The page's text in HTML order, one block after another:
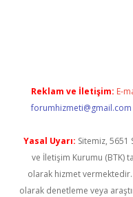
Reklam ve İletişim: E-
forumhizmeti@gmail.com
Yasal Uyarı: Sitemiz, 5651
ve İletişim Kurumu (BTK)
olarak hizmet
olarak denetleme veya